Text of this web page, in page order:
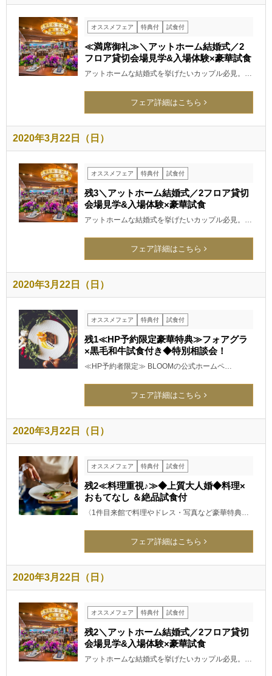
オススメフェア 特典付 試食付
≪満席御礼≫＼アットホーム結婚式／2
フロア貸切会場見学&入場体験×豪華試食
アットホームな結婚式を挙げたいカップル必見。…
フェア詳細はこちら
2020年3月22日（日）
オススメフェア 特典付 試食付
残3＼アットホーム結婚式／2フロア貸切
会場見学&入場体験×豪華試食
アットホームな結婚式を挙げたいカップル必見。…
フェア詳細はこちら
2020年3月22日（日）
オススメフェア 特典付 試食付
残1≪HP予約限定豪華特典≫フォアグラ
×黒毛和牛試食付き◆特別相談会！
≪HP予約者限定≫ BLOOMの公式ホームペ…
フェア詳細はこちら
2020年3月22日（日）
オススメフェア 特典付 試食付
残2≪料理重視♪≫◆上質大人婚◆料理×
おもてなし ＆絶品試食付
〈1件目来館で料理やドレス・写真など豪華特典…
フェア詳細はこちら
2020年3月22日（日）
オススメフェア 特典付 試食付
残2＼アットホーム結婚式／2フロア貸切
会場見学&入場体験×豪華試食
アットホームな結婚式を挙げたいカップル必見。…